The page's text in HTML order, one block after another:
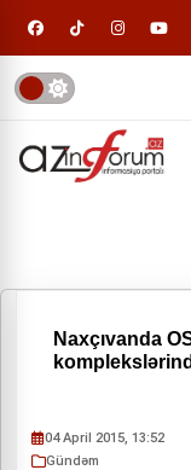
Naxçıvanda
04 April 2015, 13:52
Gündəm